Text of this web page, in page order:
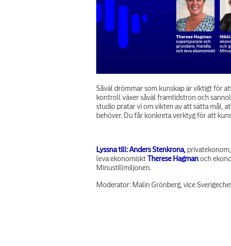
Såväl drömmar som kunskap är viktigt för
kontroll växer såväl framtidstron och
studio pratar vi om vikten av att sätta mål,
behöver. Du får konkreta verktyg för att
Lyssna till:Anders Stenkrona,
leva ekonomisktTherese Hagmanoch
Minustillmiljonen.
Moderator: Malin Grönberg, vice